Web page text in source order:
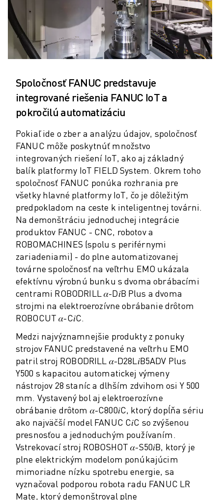
RIEŠENIA
ODVETVIA
VŠETKY ODVETVIA
LETECKÝ PRIEMYSEL
AUTOMOBILOVÝ PRIEMYSEL
ELEKTRONIKA
POTRAVINY A NÁPOJE
MEDICÍNSKE ODVETVIE
PLASTIKÁRSKY PRIEMYSEL
SKLADOVANIE, LOGISTIKA, POŠTA A BALÍKY
APLIKÁCIE
VŠETKY APLIKÁCIE
5-OSÉ OBRÁBANIE
OBLÚKOVÉ ZVÁRANIE
MONTÁŽ
CNC BRÚSENIE
CNC FRÉZOVANIE
CNC SÚSTRUŽENIE
VYSOKORÝCHLOSTNÉ VŔTANIE A REZANIE ZÁVITOV
VSTREKOVANIE
OBSLUHA STROJA
MANIPULÁCIA S MATERIÁLOM
LAKOVANIE
PALETIZÁCIA
BODOVÉ ZVÁRANIE
VIZUÁLNA KONTROLA
REZANIE DRÔTU ELEKTROEROZÍVNYM OBRÁBANÍM (EDM)
PRÍPADOVÉ ŠTÚDIE
ZÁKAZNÍCKY SERVIS
STAROSTLIVOSŤ O ZÁKAZNÍKOV
PLÁNY SPOLOČNOSTI FANUC
MIESTO A ÚDRŽBA
VZDIALENÁ TECHNICKÁ PODPORA
NÁHRADNÉ DIELY
REMANUFACTURING - OPRAVA
NÁSTROJE DIGITÁLNYCH SLUŽIEB
SÚBORY NA SŤAHOVANIE » MYFANUC
Spoločnosť FANUC predstavuje
integrované riešenia FANUC IoT a
pokročilú automatizáciu
Pokiaľ ide o zber a analýzu údajov, spoločnosť
FANUC môže poskytnúť množstvo
integrovaných riešení IoT, ako aj základný
balík platformy IoT FIELD System. Okrem toho
spoločnosť FANUC ponúka rozhrania pre
všetky hlavné platformy IoT, čo je dôležitým
predpokladom na ceste k inteligentnej továrni.
Na demonštráciu jednoduchej integrácie
produktov FANUC - CNC, robotov a
ROBOMACHINES (spolu s periférnymi
zariadeniami) - do plne automatizovanej
továrne spoločnosť na veľtrhu EMO ukázala
efektívnu výrobnú bunku s dvoma obrábacími
centrami ROBODRILL 𝛼-D𝑖B Plus a dvoma
strojmi na elektroerozívne obrábanie drôtom
ROBOCUT 𝛼-C𝑖C.
Medzi najvýznamnejšie produkty z ponuky
strojov FANUC predstavené na veľtrhu EMO
patril stroj ROBODRILL 𝛼-D28L𝑖B5ADV Plus
Y500 s kapacitou automatickej výmeny
nástrojov 28 staníc a dlhším zdvihom osi Y 500
mm. Vystavený bol aj elektroerozívne
obrábanie drôtom 𝛼-C800𝑖C, ktorý dopĺňa sériu
ako najväčší model FANUC C𝑖C so zvýšenou
presnosťou a jednoduchým používaním.
Vstrekovací stroj ROBOSHOT 𝛼-S50𝑖B, ktorý je
plne elektrickým modelom ponúkajúcim
mimoriadne nízku spotrebu energie, sa
vyznačoval podporou robota radu FANUC LR
Mate, ktorý demonštroval plne